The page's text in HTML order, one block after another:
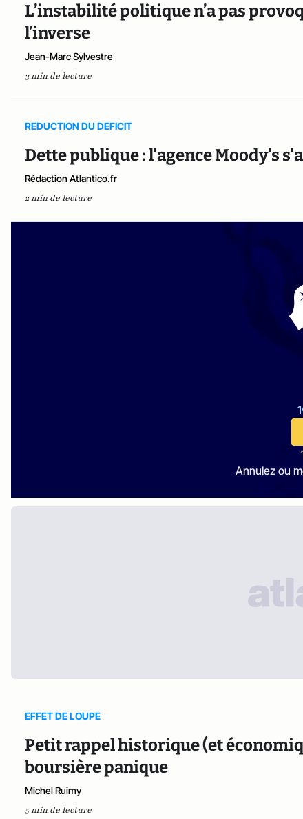
L’instabilité politique n’a pas
l’inverse
Jean-Marc Sylvestre
3 min de lecture
REDUCTION DU DEFICIT
Dette publique : l'agence Moody's
Rédaction Atlantico.fr
2 min de lecture
Annulez ou
EFFET DE LOUPE
Petit rappel historique (et
boursière panique
Michel Ruimy
5 min de lecture